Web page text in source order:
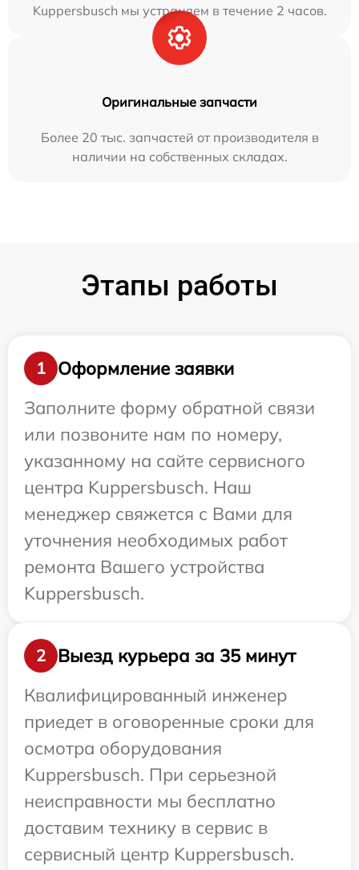
Kuppersbusch мы устраняем в течение 2 часов.
Оригинальные запчасти
Более 20 тыс. запчастей от производителя в
наличии на собственных складах.
Этапы работы
1
Оформление заявки
Заполните форму обратной связи
или позвоните нам по номеру,
указанному на сайте сервисного
центра Kuppersbusch. Наш
менеджер свяжется с Вами для
уточнения необходимых работ
ремонта Вашего устройства
Kuppersbusch.
2
Выезд курьера за 35 минут
Квалифицированный инженер
приедет в оговоренные сроки для
осмотра оборудования
Kuppersbusch. При серьезной
неисправности мы бесплатно
доставим технику в сервис в
сервисный центр Kuppersbusch.